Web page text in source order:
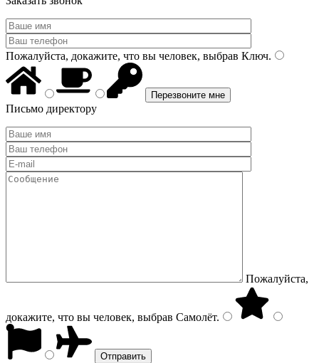
Пожалуйста, докажите, что вы человек, выбрав Ключ.
Письмо директору
Пожалуйста,
докажите, что вы человек, выбрав Самолёт.